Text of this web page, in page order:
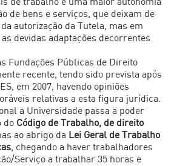
de trabalho e uma maior autonomia
de bens e serviços, que deixam de
autorização da Tutela, mas em
devidas adaptações decorrentes
Fundações Públicas de Direito
recente, tendo sido prevista após
em 2007, havendo opiniões
relativas a esta figura jurídica.
a Universidade passa a poder
do Código de Trabalho, de direito
ao abrigo da Lei Geral de Trabalho
, chegando a haver trabalhadores
Serviço a trabalhar 35 horas e